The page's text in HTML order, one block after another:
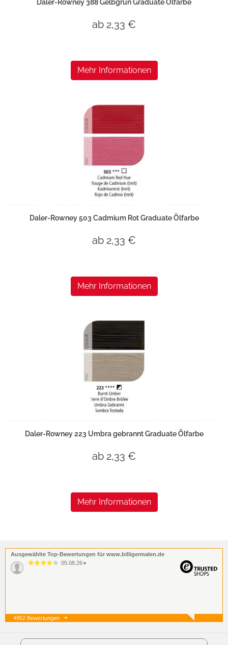
Daler-Rowney 388 Gelbgrün Graduate Ölfarbe
ab 2,33 €
Mehr Informationen
Daler-Rowney 503 Cadmium Rot Graduate Ölfarbe
ab 2,33 €
Mehr Informationen
Daler-Rowney 223 Umbra gebrannt Graduate Ölfarbe
ab 2,33 €
Mehr Informationen
Ausgewählte Top-Bewertungen für www.billigermalen.de
05.08.26 ▼
05.08.26 ▼
4952 Bewertungen